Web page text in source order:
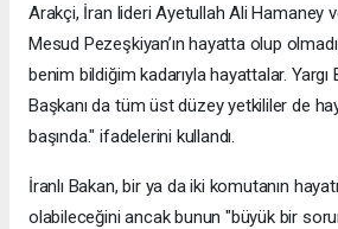
Arakçi, İran lideri Ayetullah Ali Hamaney
Mesud Pezeşkiyan’ın hayatta olup
benim bildiğim kadarıyla hayattalar. Yargı
Başkanı da tüm üst düzey yetkililer de
başında." ifadelerini kullandı.
İranlı Bakan, bir ya da iki komutanın
olabileceğini ancak bunun "büyük bir